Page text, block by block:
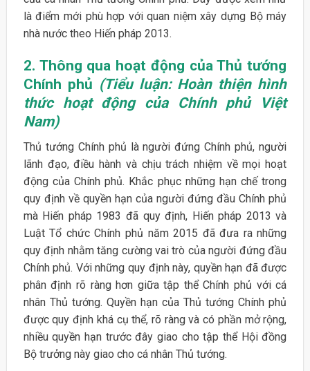
là điểm mới phù hợp với quan niệm xây dựng Bộ máy
nhà nước theo Hiến pháp 2013.
2. Thông qua hoạt động của Thủ tướng
Chính phủ (Tiểu luận: Hoàn thiện hình
thức hoạt động của Chính phủ Việt
Nam)
Thủ tướng Chính phủ là người đứng Chính phủ, người
lãnh đạo, điều hành và chịu trách nhiệm về mọi hoạt
động của Chính phủ. Khắc phục những hạn chế trong
quy định về quyền hạn của người đứng đầu Chính phủ
mà Hiến pháp 1983 đã quy định, Hiến pháp 2013 và
Luật Tổ chức Chính phủ năm 2015 đã đưa ra những
quy định nhằm tăng cường vai trò của người đứng đầu
Chính phủ. Với những quy định này, quyền hạn đã được
phân định rõ ràng hơn giữa tập thể Chính phủ với cá
nhân Thủ tướng. Quyền hạn của Thủ tướng Chính phủ
được quy định khá cụ thể, rõ ràng và có phần mở rộng,
nhiều quyền hạn trước đây giao cho tập thể Hội đồng
Bộ trưởng này giao cho cá nhân Thủ tướng.